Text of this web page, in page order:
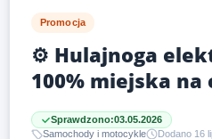
Promocja
⚙️ Hulajnoga
100% miejska na
Sprawdzono:03.05.2026
Samochody i motocykle
Dodano 16